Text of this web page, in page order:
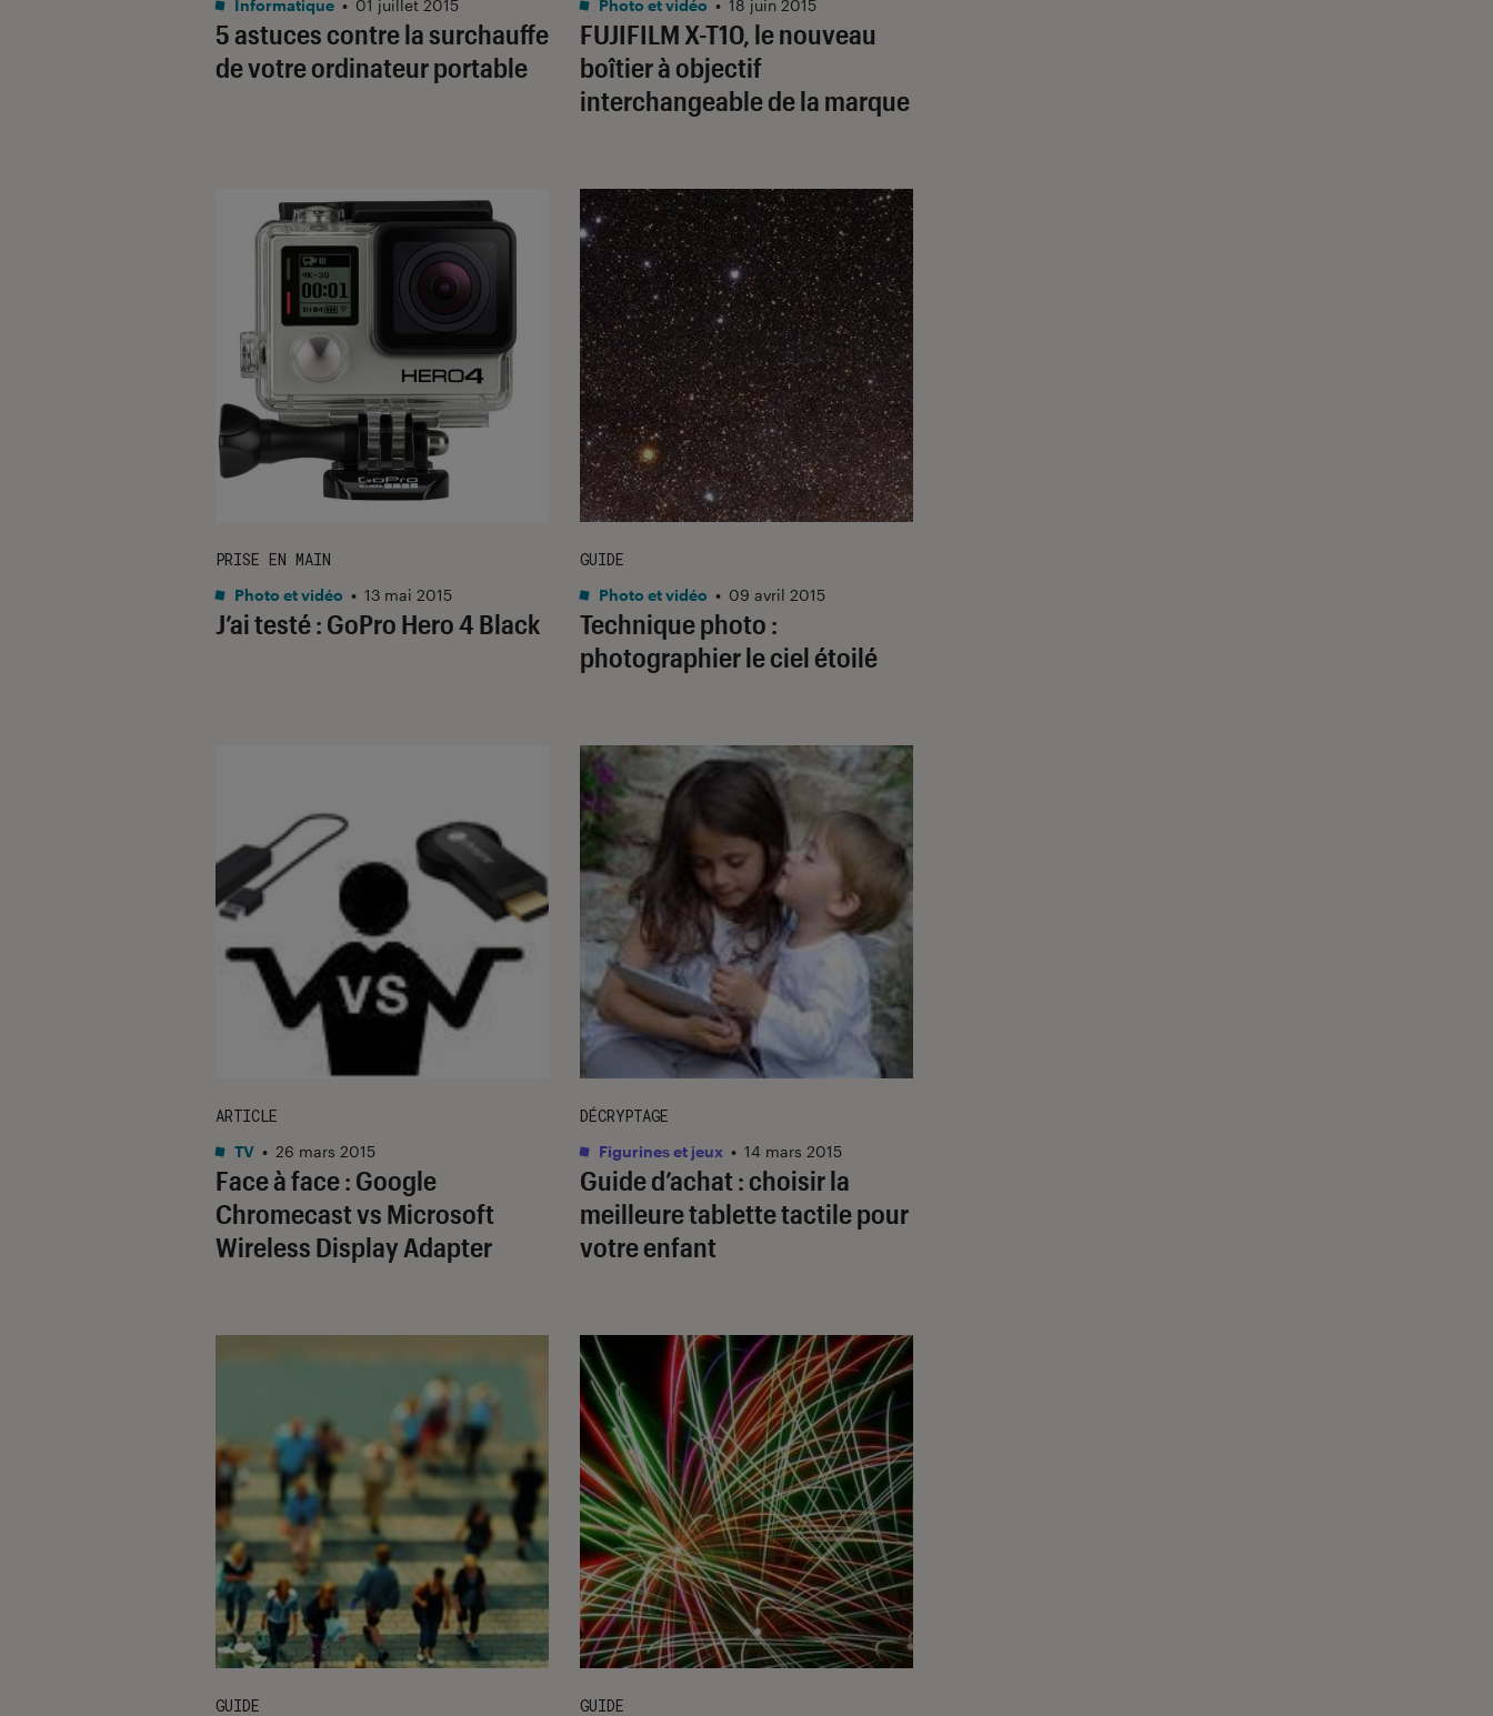
5 astuces contre la surchauffe
de votre ordinateur portable
Informatique • 01 juillet 2015
FUJIFILM X-T10, le nouveau
boîtier à objectif
interchangeable de la marque
Photo et vidéo • 18 juin 2015
J’ai testé : GoPro Hero 4 Black
PRISE EN MAIN
Photo et vidéo • 13 mai 2015
Technique photo :
photographier le ciel étoilé
GUIDE
Photo et vidéo • 09 avril 2015
Face à face : Google
Chromecast vs Microsoft
Wireless Display Adapter
ARTICLE
TV • 26 mars 2015
Guide d’achat : choisir la
meilleure tablette tactile pour
votre enfant
DÉCRYPTAGE
Figurines et jeux • 14 mars 2015
GUIDE GUIDE